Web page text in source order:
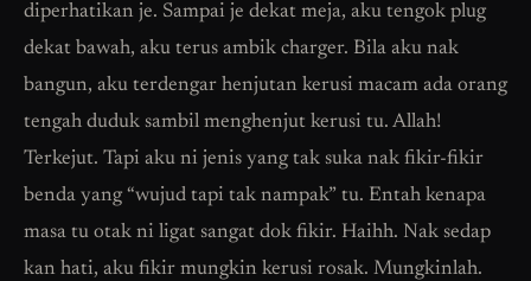
diperhatikan je. Sampai je dekat meja, aku tengok plug
dekat bawah, aku terus ambik charger. Bila aku nak
bangun, aku terdengar henjutan kerusi macam ada orang
tengah duduk sambil menghenjut kerusi tu. Allah!
Terkejut. Tapi aku ni jenis yang tak suka nak fikir-fikir
benda yang “wujud tapi tak nampak” tu. Entah kenapa
masa tu otak ni ligat sangat dok fikir. Haihh. Nak sedap
kan hati, aku fikir mungkin kerusi rosak. Mungkinlah.